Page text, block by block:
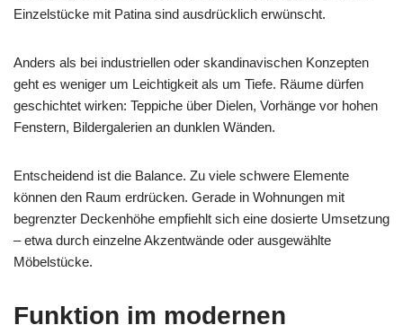
Einzelstücke mit Patina sind ausdrücklich erwünscht.
Anders als bei industriellen oder skandinavischen Konzepten
geht es weniger um Leichtigkeit als um Tiefe. Räume dürfen
geschichtet wirken: Teppiche über Dielen, Vorhänge vor hohen
Fenstern, Bildergalerien an dunklen Wänden.
Entscheidend ist die Balance. Zu viele schwere Elemente
können den Raum erdrücken. Gerade in Wohnungen mit
begrenzter Deckenhöhe empfiehlt sich eine dosierte Umsetzung
– etwa durch einzelne Akzentwände oder ausgewählte
Möbelstücke.
Funktion im modernen